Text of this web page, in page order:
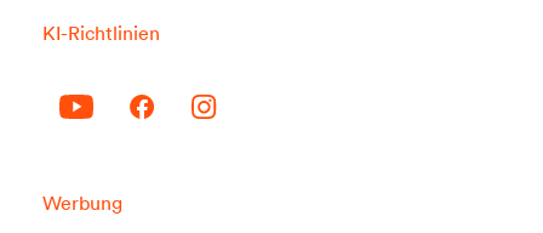
KI-Richtlinien
Werbung